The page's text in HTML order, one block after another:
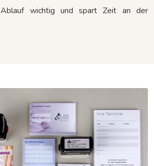
wichtig und spart Zeit an der